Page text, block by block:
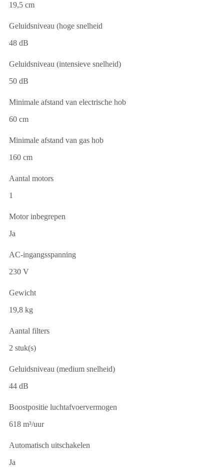
19,5 cm
Geluidsniveau (hoge snelheid
48 dB
Geluidsniveau (intensieve snelheid)
50 dB
Minimale afstand van electrische hob
60 cm
Minimale afstand van gas hob
160 cm
Aantal motors
1
Motor inbegrepen
Ja
AC-ingangsspanning
230 V
Gewicht
19,8 kg
Aantal filters
2 stuk(s)
Geluidsniveau (medium snelheid)
44 dB
Boostpositie luchtafvoervermogen
618 m³/uur
Automatisch uitschakelen
Ja